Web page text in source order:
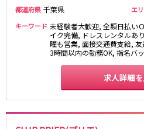
都道府県 千葉県 エ
キーワード 未経験者大歓迎, 全額日払い
イク完備, ドレスレンタルあ
曜も営業, 面接交通費支給,
3時間以内の勤務OK, 指名バ
求人詳細
吉祥寺駅
渋谷駅
神泉駅
下北沢駅
井の頭公園駅
明大
池ノ上駅
JR八高線(八王子～高麗川)
八王子駅 東飯